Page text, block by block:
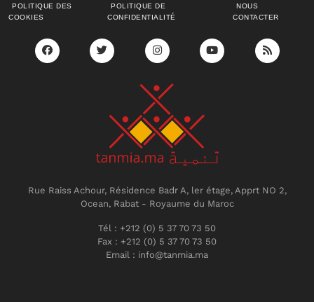
POLITIQUE DES
COOKIES
POLITIQUE DE
CONFIDENTIALITÉ
NOUS
CONTACTER
Rue Raiss Achour, Résidence Badr A, ler étage, Apprt NO 2,
Ocean, Rabat - Royaume du Maroc
Tél : +212 (0) 5 37 70 73 50
Fax : +212 (0) 5 37 70 73 50
Email : info@tanmia.ma